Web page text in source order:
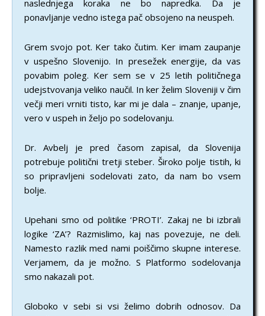
naslednjega koraka ne bo napredka. Da je
ponavljanje vedno istega pač obsojeno na neuspeh.
Grem svojo pot. Ker tako čutim. Ker imam zaupanje
v uspešno Slovenijo. In presežek energije, da vas
povabim poleg. Ker sem se v 25 letih političnega
udejstvovanja veliko naučil. In ker želim Sloveniji v čim
večji meri vrniti tisto, kar mi je dala – znanje, upanje,
vero v uspeh in željo po sodelovanju.
Dr. Avbelj je pred časom zapisal, da Slovenija
potrebuje politični tretji steber. Široko polje tistih, ki
so pripravljeni sodelovati zato, da nam bo vsem
bolje.
Upehani smo od politike ‘PROTI’. Zakaj ne bi izbrali
logike ‘ZA’? Razmislimo, kaj nas povezuje, ne deli.
Namesto razlik med nami poiščimo skupne interese.
Verjamem, da je možno. S Platformo sodelovanja
smo nakazali pot.
Globoko v sebi si vsi želimo dobrih odnosov. Da